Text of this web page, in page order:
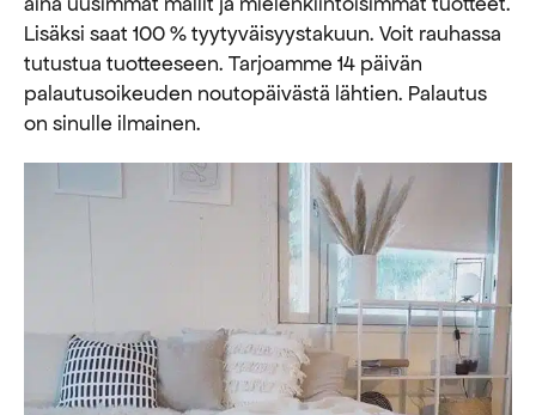
Lisäksi saat 100 % tyytyväisyystakuun. Voit rauhassa
tutustua tuotteeseen. Tarjoamme 14 päivän
palautusoikeuden noutopäivästä lähtien. Palautus
on sinulle ilmainen.